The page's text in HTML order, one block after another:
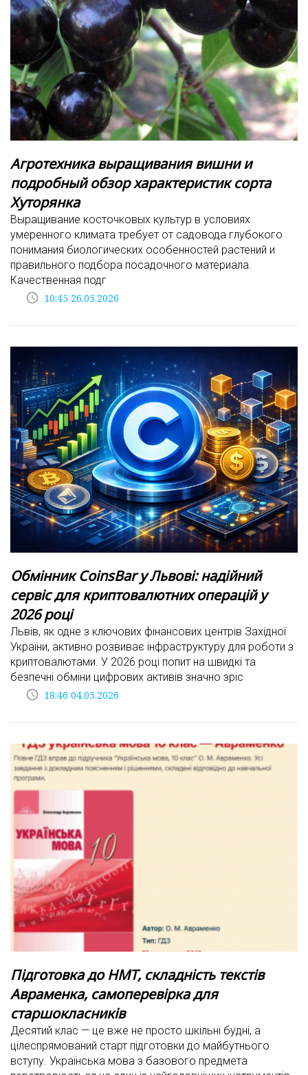
Агротехника выращивания вишни и
подробный обзор характеристик сорта
Хуторянка
Выращивание косточковых культур в условиях
умеренного климата требует от садовода глубокого
понимания биологических особенностей растений и
правильного подбора посадочного материала.
Качественная подг
access_time 10:45 26.05.2026
Обмінник CoinsBar у Львові: надійний
сервіс для криптовалютних операцій у
2026 році
Львів, як одне з ключових фінансових центрів Західної
України, активно розвиває інфраструктуру для роботи з
криптовалютами. У 2026 році попит на швидкі та
безпечні обміни цифрових активів значно зріс
access_time 18:46 04.05.2026
Підготовка до НМТ, складність текстів
Авраменка, самоперевірка для
старшокласників
Десятий клас — це вже не просто шкільні будні, а
цілеспрямований старт підготовки до майбутнього
вступу. Українська мова з базового предмета